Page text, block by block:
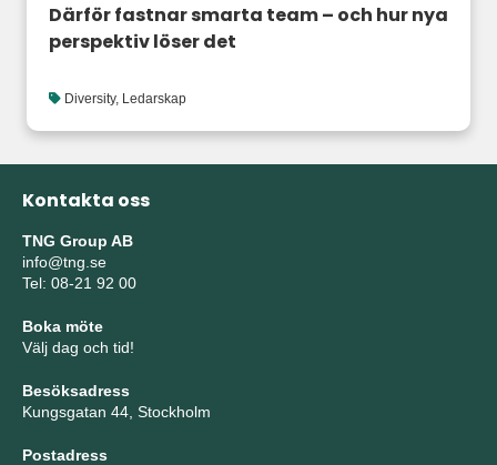
Därför fastnar smarta team – och hur nya
perspektiv löser det
Diversity, Ledarskap
Kontakta oss
TNG Group AB
info@tng.se
Tel: 08-21 92 00
Boka möte
Välj dag och tid!
Besöksadress
Kungsgatan 44, Stockholm
Postadress